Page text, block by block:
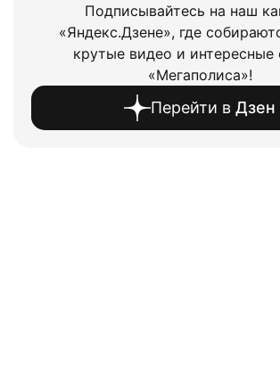
Подписывайтесь на наш
«Яндекс.Дзене», где
крутые видео и интересные
«Мегаполиса»!
Перейти в Дзен